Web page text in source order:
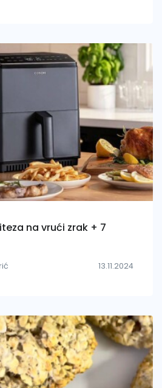
na vrući zrak + 7
13.11.2024